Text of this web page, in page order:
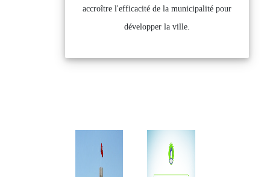
accroître l'efficacité de la municipalité pour
développer la ville.